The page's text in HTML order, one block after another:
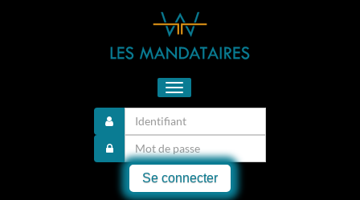
Toggle
navigation
Se connecter